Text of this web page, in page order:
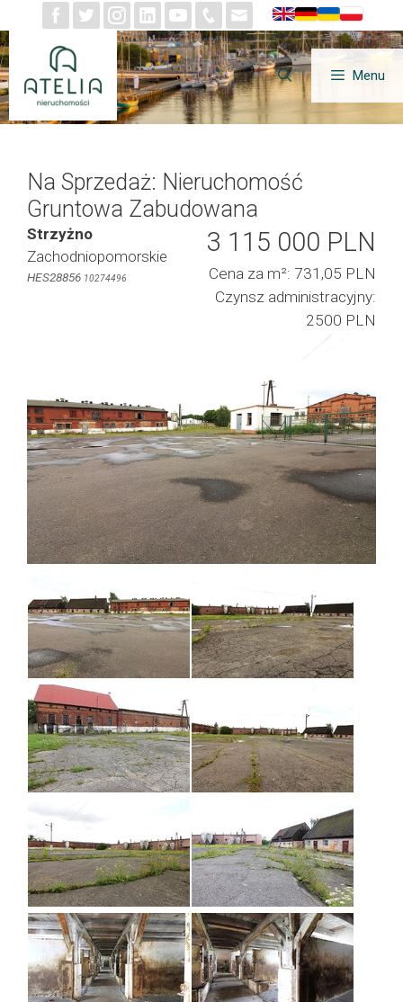
do
treści
Menu
Na Sprzedaż: Nieruchomość
Gruntowa Zabudowana
Strzyżno
Zachodniopomorskie
HES28856 10274496
3 115 000 PLN
Cena za m²: 731,05 PLN
Czynsz administracyjny:
2500 PLN